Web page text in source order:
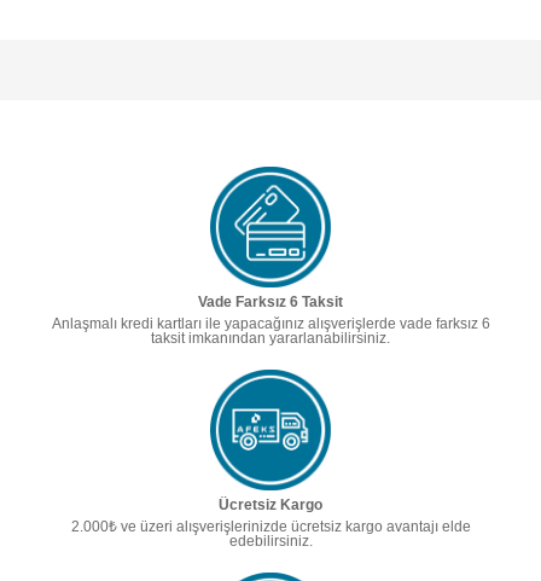
Vade Farksız 6 Taksit
Anlaşmalı kredi kartları ile yapacağınız alışverişlerde vade farksız 6
taksit imkanından yararlanabilirsiniz.
Ücretsiz Kargo
2.000₺ ve üzeri alışverişlerinizde ücretsiz kargo avantajı elde
edebilirsiniz.